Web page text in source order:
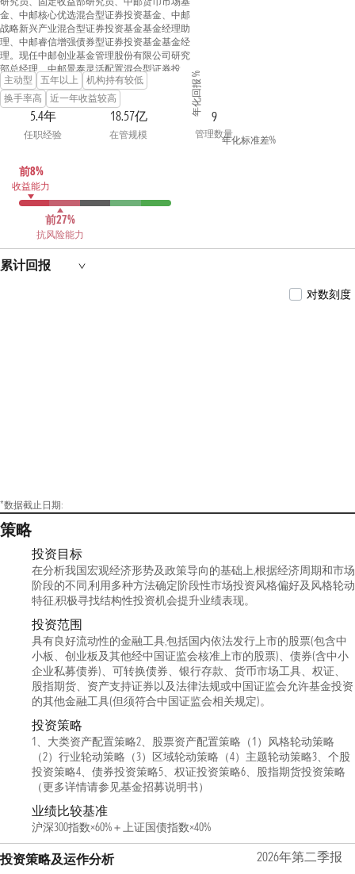
金、中邮核心优选混合型证券投资基金、中邮
战略新兴产业混合型证券投资基金基金经理助
理、中邮睿信增强债券型证券投资基金基金经
理。现任中邮创业基金管理股份有限公司研究
部总经理、中邮景泰灵活配置混合型证券投资
基金、中邮乐享收益灵活配置混合型证券投资
基金、中邮核心竞争力灵活配置混合型证券投
资基金、中邮核心优势灵活配置混合型证券投
资基金、中邮研究精选混合型证券投资基金、
中邮瑞享两年定期开放混合型证券投资基金、
金、中邮风格轮动灵活配置混合型证券投资基
金基金经理。
主动型 五年以上
机构持有较低
换手率高
近一年收益较高
5.4年
任职经验
18.57亿
在管规模
9
管理数量
前8%
收益能力
前27%
抗风险能力
年化回报 %
年化标准差%
累计回报
对数刻度
*数据截止日期:
策略
投资目标
在分析我国宏观经济形势及政策导向的基础上,根据经济周期和市场
阶段的不同,利用多种方法确定阶段性市场投资风格偏好及风格轮动
特征,积极寻找结构性投资机会提升业绩表现。
投资范围
具有良好流动性的金融工具,包括国内依法发行上市的股票(包含中
小板、创业板及其他经中国证监会核准上市的股票)、债券(含中小
企业私募债券)、可转换债券、银行存款、货币市场工具、权证、
股指期货、资产支持证券以及法律法规或中国证监会允许基金投资
的其他金融工具(但须符合中国证监会相关规定)。
投资策略
1、大类资产配置策略2、股票资产配置策略（1）风格轮动策略
（2）行业轮动策略（3）区域轮动策略（4）主题轮动策略3、个股
投资策略4、债券投资策略5、权证投资策略6、股指期货投资策略
（更多详情请参见基金招募说明书）
业绩比较基准
沪深300指数×60%＋上证国债指数×40%
投资策略及运作分析 2026年第二季报